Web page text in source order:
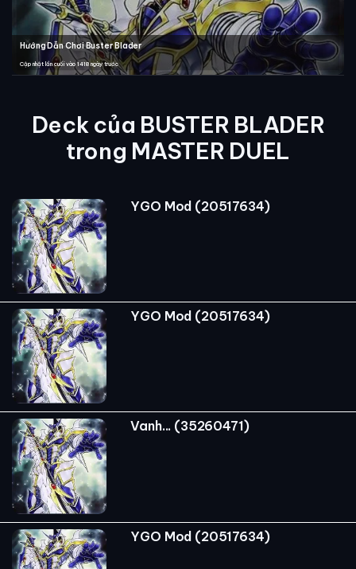
Hướng Dẫn Chơi Buster Blader
Cập nhật lần cuối vào 1418 ngày trước
Deck của BUSTER BLADER
trong MASTER DUEL
YGO Mod (20517634)
YGO Mod (20517634)
Vanh... (35260471)
YGO Mod (20517634)